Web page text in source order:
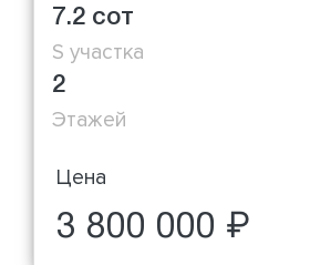
7.2 сот
S участка
2
Этажей
Цена
3 800 000 ₽